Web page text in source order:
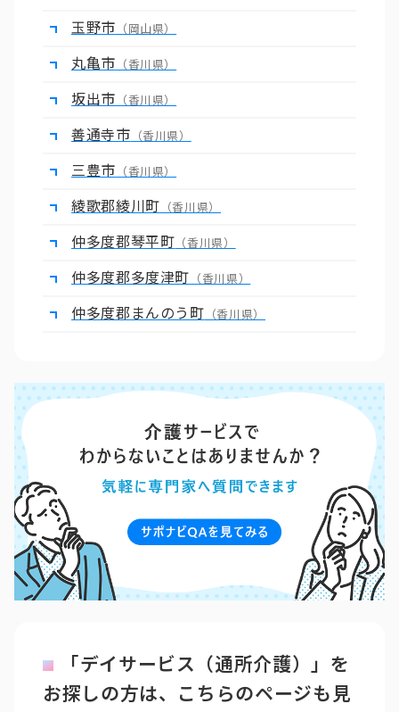
玉野市 （岡山県）
丸亀市 （香川県）
坂出市 （香川県）
善通寺市 （香川県）
三豊市 （香川県）
綾歌郡綾川町 （香川県）
仲多度郡琴平町 （香川県）
仲多度郡多度津町 （香川県）
仲多度郡まんのう町 （香川県）
「デイサービス（通所介護）」を
お探しの方は、こちらのページも見